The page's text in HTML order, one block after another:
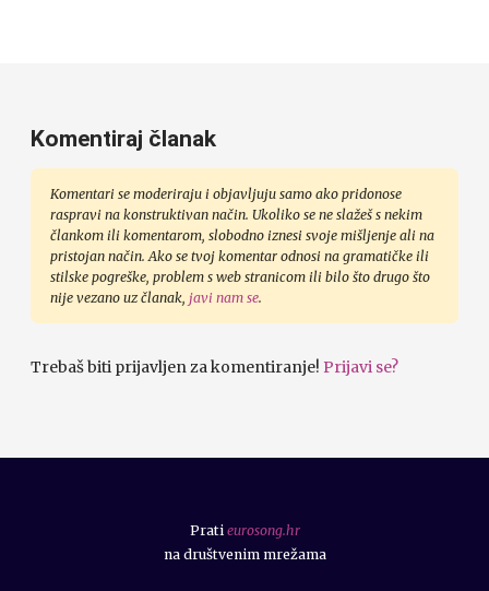
Komentiraj članak
Komentari se moderiraju i objavljuju samo ako pridonose
raspravi na konstruktivan način. Ukoliko se ne slažeš s nekim
člankom ili komentarom, slobodno iznesi svoje mišljenje ali na
pristojan način. Ako se tvoj komentar odnosi na gramatičke ili
stilske pogreške, problem s web stranicom ili bilo što drugo što
nije vezano uz članak, javi nam se.
Trebaš biti prijavljen za komentiranje! Prijavi se?
Prati eurosong.hr
na društvenim mrežama